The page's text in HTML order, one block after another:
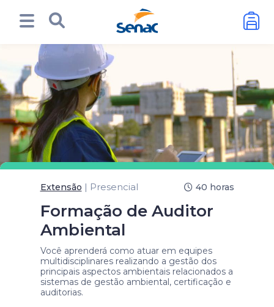
Formação de Auditor
Ambiental
Você aprenderá como atuar em equipes
multidisciplinares realizando a gestão dos
principais aspectos ambientais relacionados a
sistemas de gestão ambiental, certificação e
auditorias.
Extensão | Presencial 40 horas